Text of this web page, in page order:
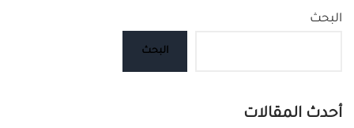
البحث
البحث
أحدث المقالات